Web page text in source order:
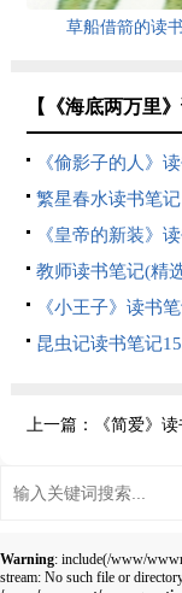
草船借箭的读
【《海底两万里
《偷影子的人》
繁星春水读书笔记
《皇帝的新装》
篇)教师读书笔记(精
《小王子》读书
篇昆虫记读书笔记
上一篇： 《简爱》
Warning: include(/www/
stream: No such file or